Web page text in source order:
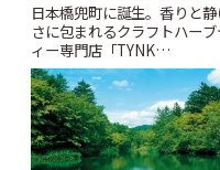
日本橋兜町に誕生。香りと
さに包まれるクラフトハー
ィー専門店「TYNK
Kabutocho」 | ことりっぷ